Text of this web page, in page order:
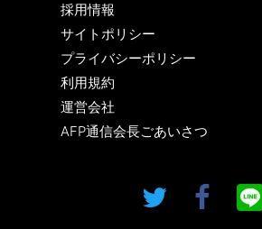
採用情報
サイトポリシー
プライバシーポリシー
利用規約
運営会社
AFP通信会長ごあいさつ